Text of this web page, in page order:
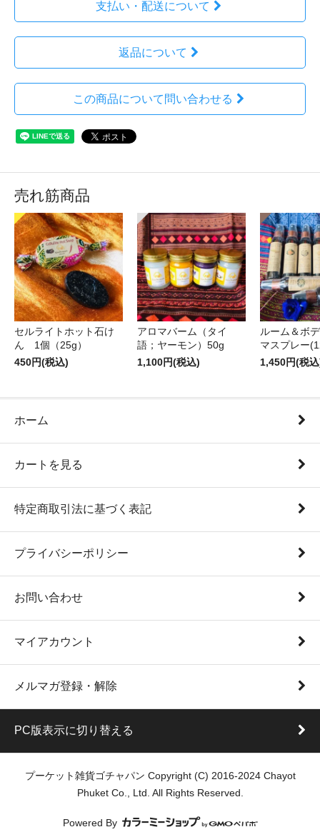
支払い・配送について
返品について
この商品について問い合わせる
売れ筋商品
セルライトホット石け
ん 1個（25g）
450円(税込)
アロマバーム（タイ
語；ヤーモン）50g
1,100円(税込)
ルーム＆ボ
マスプレー
1,450円(税
ホーム
カートを見る
特定商取引法に基づく表記
プライバシーポリシー
お問い合わせ
マイアカウント
メルマガ登録・解除
PC版表示に切り替える
プーケット雑貨ゴチャパン Copyright (C) 2016-2024 Chayot
Phuket Co., Ltd. All Rights Reserved.
Powered By